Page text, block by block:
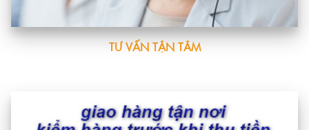
TƯ VẤN TẬN TÂM